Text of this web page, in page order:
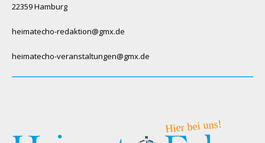
22359 Hamburg
heimatecho-redaktion@gmx.de
heimatecho-veranstaltungen@gmx.de